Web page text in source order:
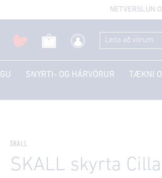
NETVERSLUN
SNYRTI- OG HÁRVÖRUR TÆKNI
SKALL
SKALL skyrta Cilla